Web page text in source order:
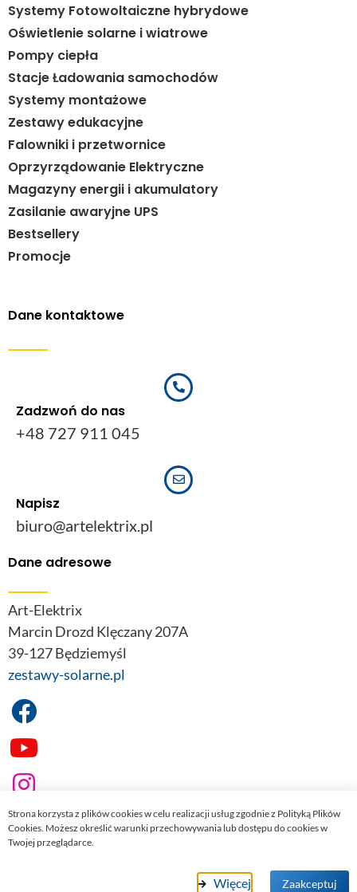
Systemy Fotowoltaiczne hybrydowe
Oświetlenie solarne i wiatrowe
Pompy ciepła
Stacje Ładowania samochodów
Systemy montażowe
Zestawy edukacyjne
Falowniki i przetwornice
Oprzyrządowanie Elektryczne
Magazyny energii i akumulatory
Zasilanie awaryjne UPS
Bestsellery
Promocje
Dane kontaktowe
Zadzwoń do nas
+48 727 911 045
Napisz
biuro@artelektrix.pl
Dane adresowe
Art-Elektrix
Marcin Drozd Klęczany 207A
39-127 Będziemyśl
zestawy-solarne.pl
. Wszelkie prawa zastrzeżone.
Strona korzysta z plików cookies w celu realizacji usług zgodnie z Polityką Plików
Cookies. Możesz określić warunki przechowywania lub dostępu do cookies w
Twojej przeglądarce.
Więcej Zaakceptuj